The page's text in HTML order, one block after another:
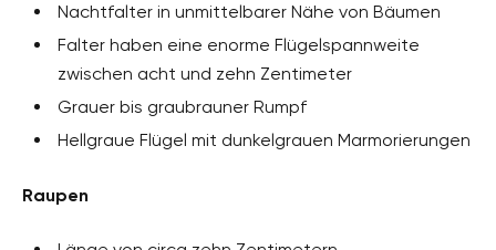
Nachtfalter in unmittelbarer Nähe von Bäumen
Falter haben eine enorme Flügelspannweite
zwischen acht und zehn Zentimeter
Grauer bis graubrauner Rumpf
Hellgraue Flügel mit dunkelgrauen Marmorierungen
Raupen